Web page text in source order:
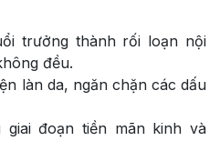
trưởng thành rối loạn nội
đều.
làn da, ngăn chặn các dấu
giai đoạn tiền mãn kinh và